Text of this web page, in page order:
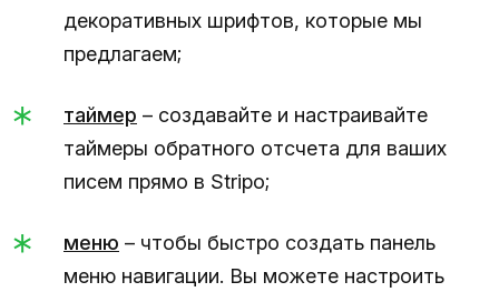
декоративных шрифтов, которые мы
предлагаем;
таймер – создавайте и настраивайте
таймеры обратного отсчета для ваших
писем прямо в Stripo;
меню – чтобы быстро создать панель
меню навигации. Вы можете настроить